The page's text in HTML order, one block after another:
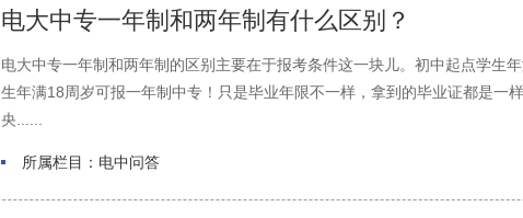
电大中专一年制和两年制有什么区别？
电大中专一年制和两年制的区别主要在于报考条件这一块儿。初中起点学生
生年满18周岁可报一年制中专！只是毕业年限不一样，拿到的毕业证都是一
央......
所属栏目：电中问答